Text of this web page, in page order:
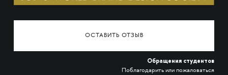
ОСТАВИТЬ ОТЗЫВ
Обращения студентов
Поблагодарить или пожаловаться